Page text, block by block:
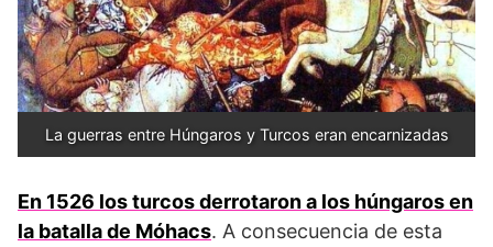
La guerras entre Húngaros y Turcos eran encarnizadas
En 1526 los turcos derrotaron a los húngaros en
la batalla de Móhacs. A consecuencia de esta